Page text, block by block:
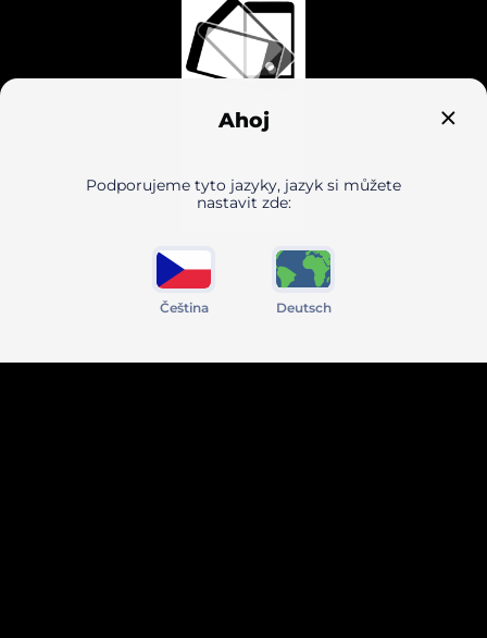
Ahoj
Podporujeme tyto jazyky, jazyk si můžete
nastavit zde:
Čeština Deutsch